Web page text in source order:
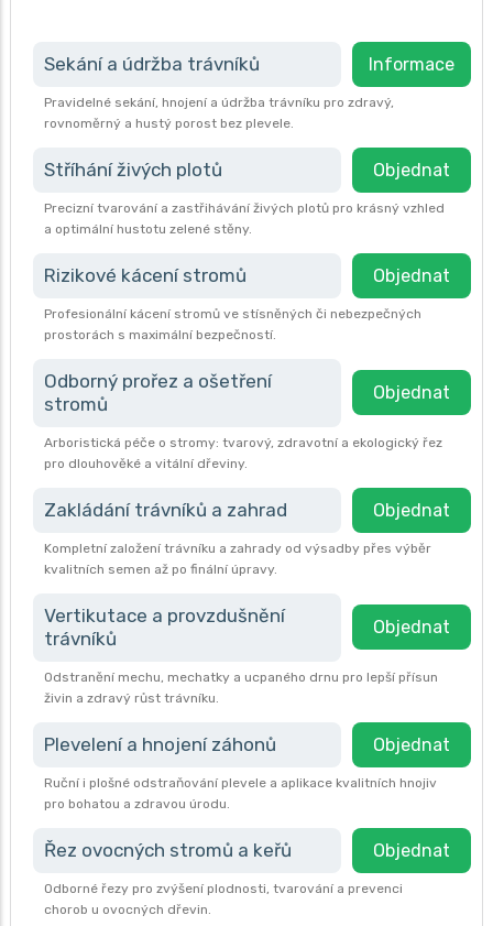
Sekání a údržba trávníků Informace
Pravidelné sekání, hnojení a údržba trávníku pro zdravý,
rovnoměrný a hustý porost bez plevele.
Stříhání živých plotů Objednat
Precizní tvarování a zastřihávání živých plotů pro krásný vzhled
a optimální hustotu zelené stěny.
Rizikové kácení stromů Objednat
Profesionální kácení stromů ve stísněných či nebezpečných
prostorách s maximální bezpečností.
Odborný prořez a ošetření
stromů
Objednat
Arboristická péče o stromy: tvarový, zdravotní a ekologický řez
pro dlouhověké a vitální dřeviny.
Zakládání trávníků a zahrad Objednat
Kompletní založení trávníku a zahrady od výsadby přes výběr
kvalitních semen až po finální úpravy.
Vertikutace a provzdušnění
trávníků
Objednat
Odstranění mechu, mechatky a ucpaného drnu pro lepší přísun
živin a zdravý růst trávníku.
Plevelení a hnojení záhonů Objednat
Ruční i plošné odstraňování plevele a aplikace kvalitních hnojiv
pro bohatou a zdravou úrodu.
Řez ovocných stromů a keřů Objednat
Odborné řezy pro zvýšení plodnosti, tvarování a prevenci
chorob u ovocných dřevin.